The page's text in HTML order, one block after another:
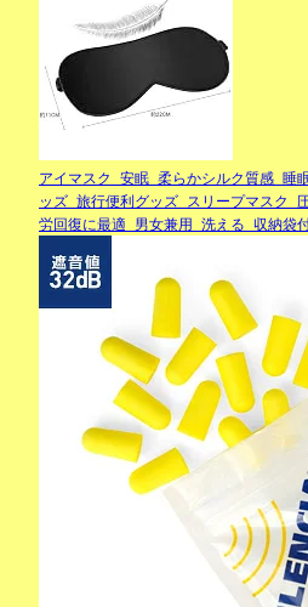
アイマスク 安眠 柔らかシルク質感
ッズ 旅行便利グッズ スリープマスク
労回復に最適 男女兼用 洗える 収納袋